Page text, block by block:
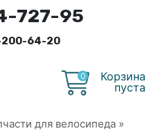
727-95
64-20
0
Корзина
пуста
для велосипеда »